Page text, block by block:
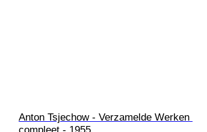
Anton Tsjechow - Verzamelde Werken